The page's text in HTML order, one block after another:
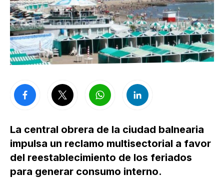
La central obrera de la ciudad balnearia
impulsa un reclamo multisectorial a favor
del reestablecimiento de los feriados
para generar consumo interno.